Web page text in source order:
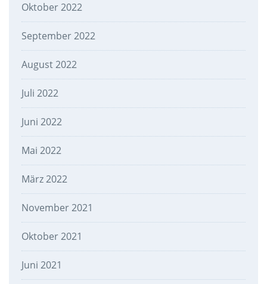
Oktober 2022
September 2022
August 2022
Juli 2022
Juni 2022
Mai 2022
März 2022
November 2021
Oktober 2021
Juni 2021